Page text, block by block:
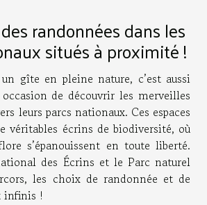
randonnées dans les
situés à proximité !
gîte en pleine nature, c’est aussi
de découvrir les merveilles
leurs parcs nationaux. Ces espaces
véritables écrins de biodiversité, où
s’épanouissent en toute liberté.
des Écrins et le Parc naturel
les choix de randonnée et de
infinis !